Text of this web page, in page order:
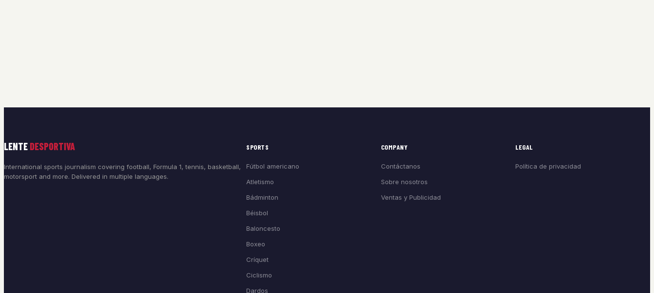
LENTE DESPORTIVA
International sports journalism covering football, Formula 1, tennis, basketball,
motorsport and more. Delivered in multiple languages.
SPORTS
Fútbol americano
Atletismo
Bádminton
Béisbol
Baloncesto
Boxeo
Críquet
Ciclismo
Dardos
COMPANY
Contáctanos
Sobre nosotros
Ventas y Publicidad
LEGAL
Política de privacidad